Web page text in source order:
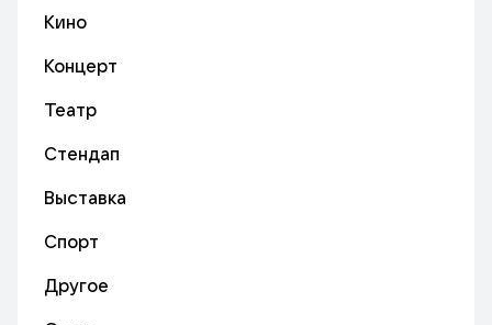
Кино
Концерт
Театр
Стендап
Выставка
Спорт
Другое